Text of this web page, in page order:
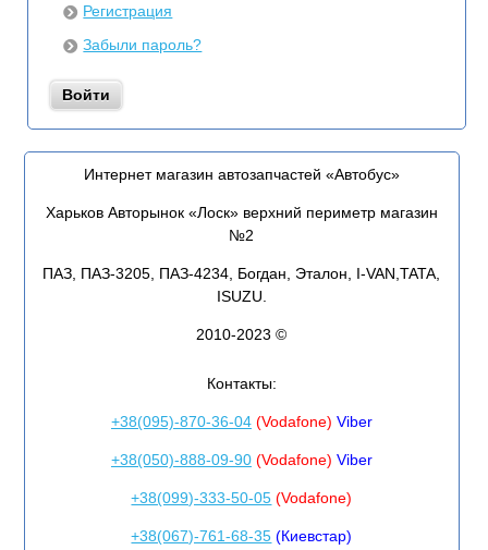
Регистрация
Забыли пароль?
Интернет магазин автозапчастей «Автобус»
Харьков Авторынок «Лоск» верхний периметр магазин
№2
ПАЗ, ПАЗ-3205, ПАЗ-4234, Богдан, Эталон, I-VAN,TATA,
ISUZU.
2010-2023 ©
Контакты:
+38(095)-870-36-04(Vodafone) Viber
+38(050)-888-09-90(Vodafone) Viber
+38(099)-333-50-05 (Vodafone)
+38(067)-761-68-35 (Киевстар)